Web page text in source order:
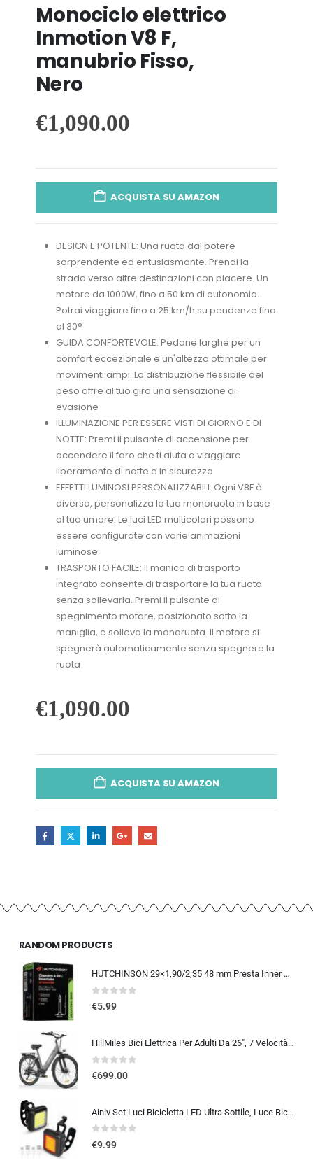
Monociclo elettrico
Inmotion V8 F,
manubrio Fisso,
Nero
€1,090.00
ACQUISTA SU AMAZON
DESIGN E POTENTE: Una ruota dal potere
sorprendente ed entusiasmante. Prendi la
strada verso altre destinazioni con piacere. Un
motore da 1000W, fino a 50 km di autonomia.
Potrai viaggiare fino a 25 km/h su pendenze fino
al 30°
GUIDA CONFORTEVOLE: Pedane larghe per un
comfort eccezionale e un'altezza ottimale per
movimenti ampi. La distribuzione flessibile del
peso offre al tuo giro una sensazione di
evasione
ILLUMINAZIONE PER ESSERE VISTI DI GIORNO E DI
NOTTE: Premi il pulsante di accensione per
accendere il faro che ti aiuta a viaggiare
liberamente di notte e in sicurezza
EFFETTI LUMINOSI PERSONALIZZABILI: Ogni V8F è
diversa, personalizza la tua monoruota in base
al tuo umore. Le luci LED multicolori possono
essere configurate con varie animazioni
luminose
TRASPORTO FACILE: Il manico di trasporto
integrato consente di trasportare la tua ruota
senza sollevarla. Premi il pulsante di
spegnimento motore, posizionato sotto la
maniglia, e solleva la monoruota. Il motore si
spegnerà automaticamente senza spegnere la
ruota
€1,090.00
ACQUISTA SU AMAZON
RANDOM PRODUCTS
HUTCHINSON 29×1,90/2,35 48 mm Presta Inner Tube 2014
0out of 5
€5.99
HillMiles Bici Elettrica Per Adulti Da 26″, 7 Velocità Bicicletta Elettrica da 36V 13Ah Batteria Rimovibile, 25km/h & Auto…
0out of 5
€699.00
Ainiv Set Luci Bicicletta LED Ultra Sottile, Luce Bici Anteriore e Posteriore, USB Ricaricabile Luci Bicicletta, Illuminazion
0out of 5
€9.99